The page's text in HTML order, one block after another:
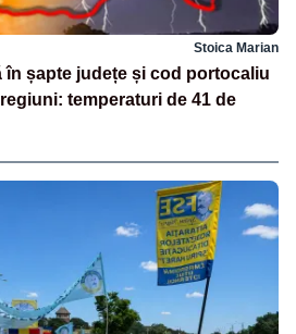
Stoica Marian
șapte județe și cod portocaliu
temperaturi de 41 de